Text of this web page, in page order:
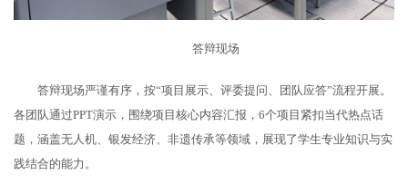
答辩现场
答辩现场严谨有序，按“项目展示、评委提问、团队应答”流程开展。
各团队通过PPT演示，围绕项目核心内容汇报，6个项目紧扣当代热点话
题，涵盖无人机、银发经济、非遗传承等领域，展现了学生专业知识与实
践结合的能力。